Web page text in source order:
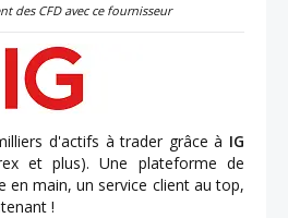
des CFD avec ce fournisseur
d'actifs à trader grâce à IG
et plus). Une plateforme de
en main, un service client au top,
!